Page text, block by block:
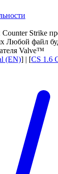
Strike
Любой файл
Valve™
(EN)] | [CS 1.6